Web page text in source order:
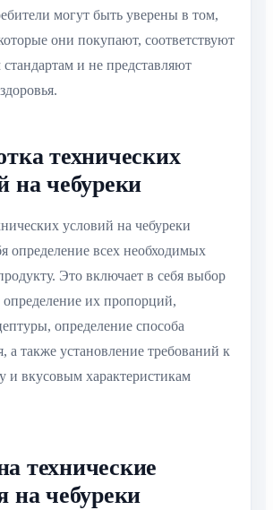
могут быть уверены в том,
они покупают, соответствуют
и не представляют
технических
на чебуреки
условий на чебуреки
определение всех необходимых
Это включает в себя выбор
определение их пропорций,
определение способа
а также установление требований к
и вкусовым характеристикам
технические
на чебуреки